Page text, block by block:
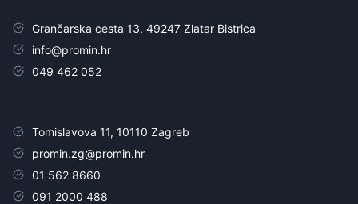
Grančarska cesta 13, 49247 Zlatar Bistrica
info@promin.hr
049 462 052
Tomislavova 11, 10110 Zagreb
promin.zg@promin.hr
01 562 8660
091 2000 488